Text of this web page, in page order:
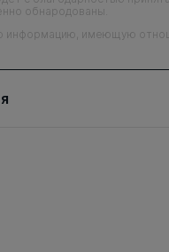
обнародованы.
имеющую